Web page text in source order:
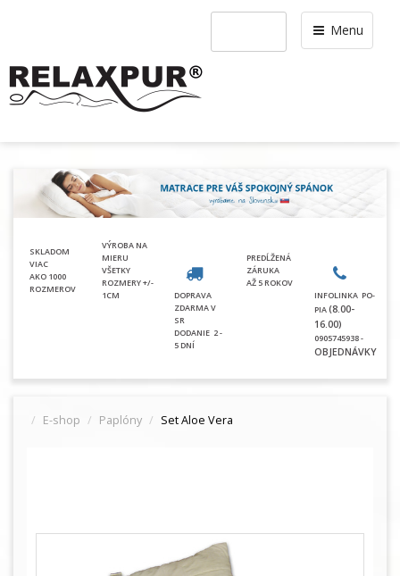
Menu
SKLADOM
VIAC
AKO 1000
ROZMEROV
VÝROBA NA
MIERU
VŠETKY
ROZMERY +/-
1CM
DOPRAVA
ZDARMA V
SR
DODANIE 2 -
5 DNÍ
PREDĹŽENÁ
ZÁRUKA
AŽ 5 ROKOV
INFOLINKA PO-
PIA(8.00-
16.00)
0905745938 -
OBJEDNÁVKY
E-shop Paplóny Set Aloe Vera